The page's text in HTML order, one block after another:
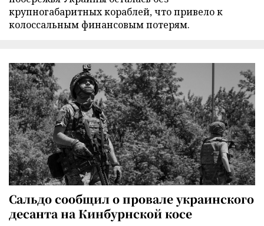
крупногабаритных кораблей, что привело к
колоссальным финансовым потерям.
Сальдо сообщил о провале украинского
десанта на Кинбурнской косе